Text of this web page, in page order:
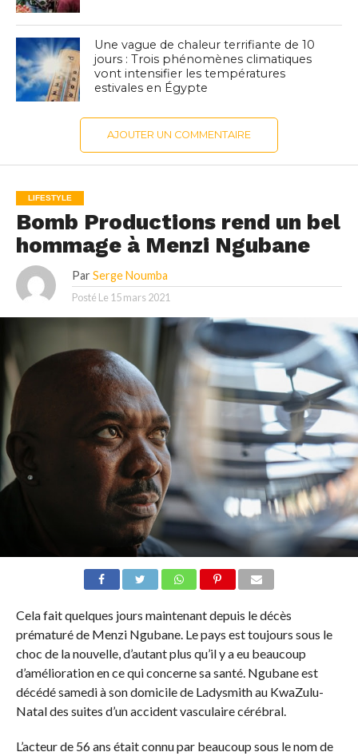
Une vague de chaleur terrifiante de 10
jours : Trois phénomènes climatiques
vont intensifier les températures
estivales en Égypte
AJOUTER UN COMMENTAIRE
LIFESTYLE
Bomb Productions rend un bel
hommage à Menzi Ngubane
Par Serge Noumba
Posté Le 15 mars 2021
Cela fait quelques jours maintenant depuis le décès
prématuré de Menzi Ngubane. Le pays est toujours sous le
choc de la nouvelle, d’autant plus qu’il y a eu beaucoup
d’amélioration en ce qui concerne sa santé. Ngubane est
décédé samedi à son domicile de Ladysmith au KwaZulu-
Natal des suites d’un accident vasculaire cérébral.
L’acteur de 56 ans était connu par beaucoup sous le nom de